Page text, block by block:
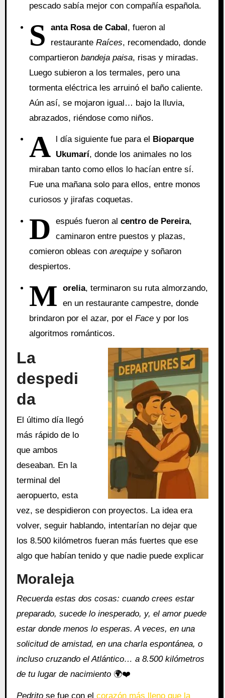
pescado sabía mejor con compañía española.
S anta Rosa de Cabal, fueron al
restauranteRaíces, recomendado, donde
compartieronbandeja paisa, risas y miradas.
Luego subieron a los termales, pero una
tormenta eléctrica les arruinó el baño caliente.
Aún así, se mojaron igual… bajo la lluvia,
abrazados, riéndose como niños.
A l día siguiente fue para el
Bioparque
Ukumarí, donde los animales no los
miraban tanto como ellos lo hacían entre sí.
Fue una mañana solo para ellos, entre monos
curiosos y jirafas coquetas.
D espués fueron alcentro de Pereira,
caminaron entre puestos y plazas,
comieron obleas conarequipe y soñaron
despiertos.
M orelia, terminaron su ruta almorzando,
en un restaurante campestre, donde
brindaron por el azar, por elFace y por los
algoritmos románticos.
La
despedi
da
El último día llegó
más rápido de lo
que ambos
deseaban. En la
terminal del
aeropuerto, esta
vez, se despidieron con proyectos. La idea era
volver, seguir hablando, intentarían no dejar que
los 8.500 kilómetros fueran más fuertes que ese
algo que habían tenido y que nadie puede explicar
Moraleja
Recuerda estas dos cosas: cuando crees estar
preparado, sucede lo inesperado, y, el amor puede
estar donde menos lo esperas. A veces, en una
solicitud de amistad, en una charla espontánea, o
incluso cruzando el Atlántico… a 8.500 kilómetros
de tu lugar de nacimiento 🌍❤️
Pedritose fue con el corazón más lleno que la